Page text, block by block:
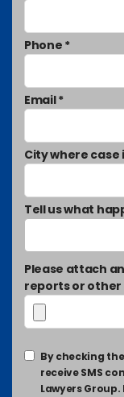
Phone *
Email *
City where case
Tell us what
Please attach
reports or
By checking
receive SMS
Lawyers